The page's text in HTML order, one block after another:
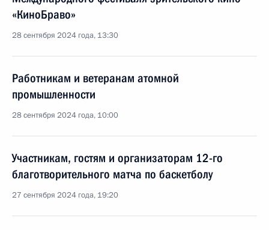
«КиноБраво»
28 сентября 2024 года, 13:30
Работникам и ветеранам атомной
промышленности
28 сентября 2024 года, 10:00
Участникам, гостям и организаторам 12-го
благотворительного матча по баскетболу
27 сентября 2024 года, 19:20